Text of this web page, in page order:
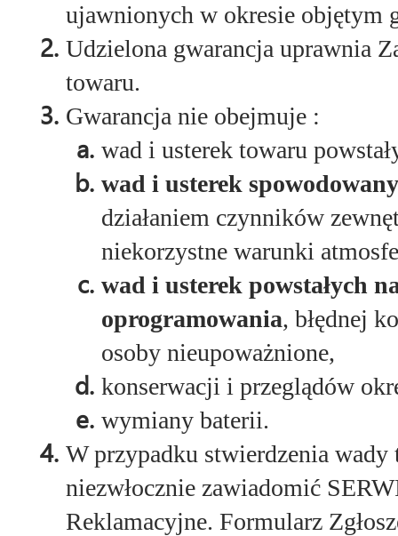
ujawnionych w okresie objętym
Udzielona gwarancja uprawnia
towaru.
Gwarancja nie obejmuje :
wad i usterek towaru
wad i usterek
działaniem czynników
niekorzystne warunki
wad i usterek powstałych
oprogramowania, błędnej
osoby nieupoważnione,
konserwacji i przeglądów
wymiany baterii.
W przypadku stwierdzenia
niezwłocznie zawiadomić
Reklamacyjne. Formularz